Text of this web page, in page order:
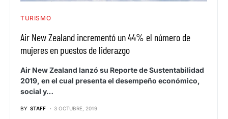
TURISMO
Air New Zealand incrementó un 44% el número de
mujeres en puestos de liderazgo
Air New Zealand lanzó su Reporte de Sustentabilidad
2019, en el cual presenta el desempeño económico,
social y…
BY STAFF 3 OCTUBRE, 2019